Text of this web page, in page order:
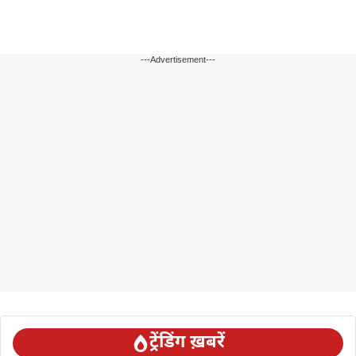
---Advertisement---
ट्रेंडिंग ख़बरें